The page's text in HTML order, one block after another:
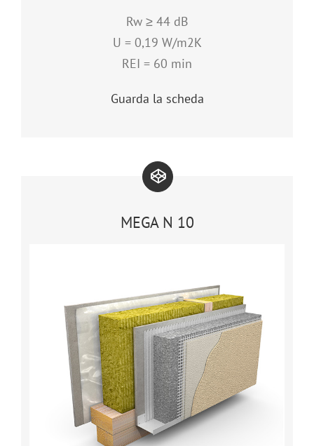
Rw ≥ 44 dB
U = 0,19 W/m2K
REI = 60 min
Guarda la scheda
MEGA N 10